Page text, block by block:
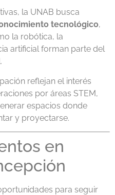
la UNAB busca
tecnológico,
la robótica, la
artificial forman parte del
reflejan el interés
por áreas STEM,
espacios donde
y proyectarse.
en
para seguir